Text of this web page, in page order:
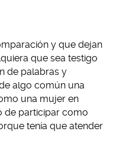
y que dejan
que sea testigo
de palabras y
algo común una
una mujer en
de participar como
tenía que atender